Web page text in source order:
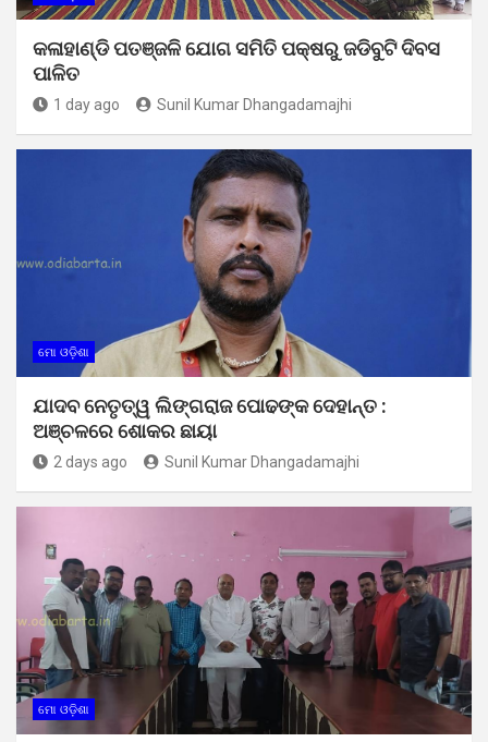
କଳାହାଣ୍ଡି ପତଞ୍ଜଳି ଯୋଗ ସମିତି ପକ୍ଷରୁ ଜଡିବୁଟି ଦିବସ
ପାଳିତ
1 day ago Sunil Kumar Dhangadamajhi
ମୋ ଓଡ଼ିଶା
ଯାଦବ ନେତୃତ୍ୱ ଲିଙ୍ଗରାଜ ପୋଢଙ୍କ ଦେହାନ୍ତ :
ଅଞ୍ଚଳରେ ଶୋକର ଛାୟା
2 days ago Sunil Kumar Dhangadamajhi
ମୋ ଓଡ଼ିଶା